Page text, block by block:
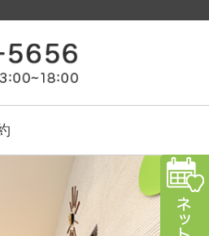
歯科、小児マウス